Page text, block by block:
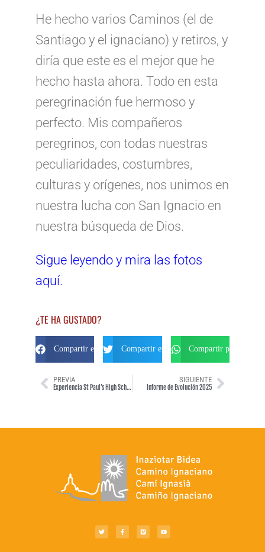
He hecho varios Caminos (el de
Santiago y el ignaciano) y retiros, y
diría que este es el mejor que he
hecho hasta ahora. Todo en esta
peregrinación fue hermoso y
perfecto. Mis compañeros
peregrinos, con todas nuestras
peculiaridades, costumbres,
culturas y orígenes, nos unimos en
nuestra lucha con San Ignacio en
nuestra búsqueda de Dios.
Sigue leyendo y mira las fotos
aquí.
¿TE HA GUSTADO?
Compartir en FacebookCompartir en TwitterCompartir por
PREVIA
Experiencia St Paul’s High School 2024, Winnipeg, Canada.
SIGUIENTE
Informe de Evolución 2025